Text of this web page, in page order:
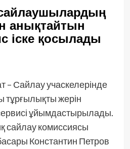
анықтайтын
іске қосылады
Сайлау учаскелерінде
тұрғылықты жерін
ұйымдастырылады.
сайлау комиссиясы
Константин Петров